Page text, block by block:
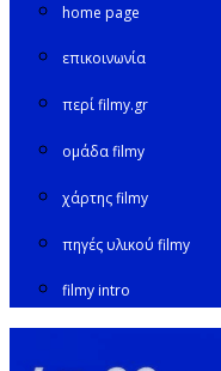
home page
επικοινωνία
περί filmy.gr
ομάδα filmy
χάρτης filmy
πηγές υλικού filmy
filmy intro